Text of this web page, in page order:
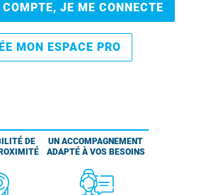
JE ME CONNECTE
MON ESPACE PRO
DE
UN ACCOMPAGNEMENT
ADAPTÉ À VOS BESOINS